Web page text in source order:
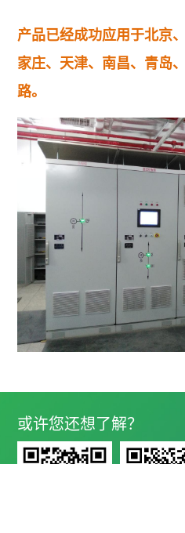
产品已经成功应用于北京
家庄、天津、南昌、青岛
路。
或许您还想了解？